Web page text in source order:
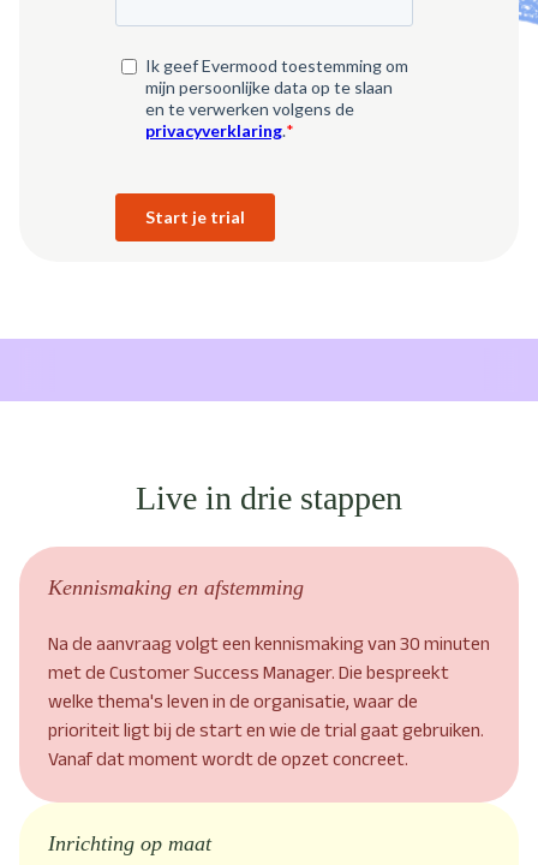
Live in drie stappen
Kennismaking en afstemming
Na de aanvraag volgt een kennismaking van 30 minuten
met de Customer Success Manager. Die bespreekt
welke thema's leven in de organisatie, waar de
prioriteit ligt bij de start en wie de trial gaat gebruiken.
Vanaf dat moment wordt de opzet concreet.
Inrichting op maat